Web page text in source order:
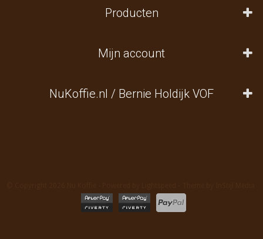
Producten
Mijn account
NuKoffie.nl / Bernie Holdijk VOF